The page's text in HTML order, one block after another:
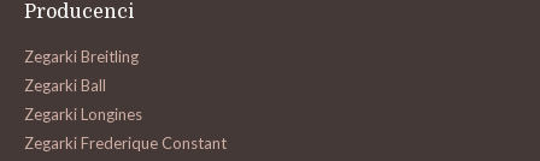
Producenci
Zegarki Breitling
Zegarki Ball
Zegarki Longines
Zegarki Frederique Constant